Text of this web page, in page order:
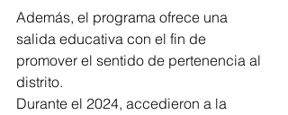
Además, el programa ofrece una
salida educativa con el fin de
promover el sentido de pertenencia al
distrito.
Durante el 2024, accedieron a la